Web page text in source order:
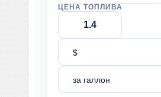
ЦЕНА ТОПЛИВА
$
за галлон